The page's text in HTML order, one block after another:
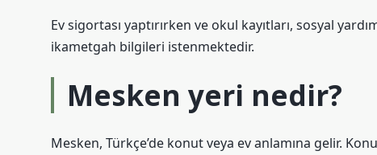
Ev sigortası yaptırırken ve okul kayıtları, sosyal
ikametgah bilgileri istenmektedir.
Mesken yeri nedir?
Mesken, Türkçe’de konut veya ev anlamına gelir.